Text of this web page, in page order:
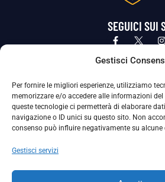
Gestisci
Per fornire le migliori esperienze, utilizziamo
memorizzare e/o accedere alle informazioni
queste tecnologie ci permetterà di elaborare
navigazione o ID unici su questo sito. Non
consenso può influire negativamente su
Gestisci servizi
SEGUICI SUI
Privacy Policy Cookie Policy
La Società ha nominato il Responsabile della Protezione dei Dati Personali
adottate dalla nostra Società per tutelare i Suoi
Per contattare il DPO può scrivere a